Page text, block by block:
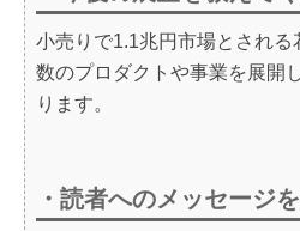
小売りで1.1兆円市場とされる
数のプロダクトや事業を展開
ります。
・読者へのメッセージ